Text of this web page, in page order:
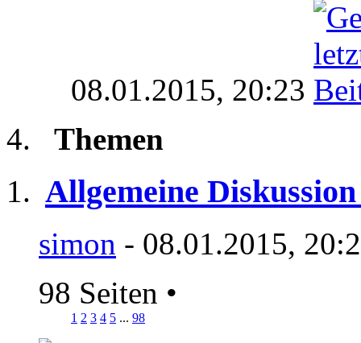
08.01.2015, 20:23
Themen
Allgemeine
simon - 08.01.2015,
98 Seiten •
1 2 3 4 5 ... 98